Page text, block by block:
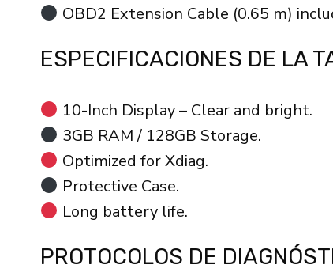
OBD2 Extension Cable (0.65 m)
ESPECIFICACIONES DE LA
10-Inch Display – Clear and bright.
3GB RAM / 128GB Storage.
Optimized for Xdiag.
Protective Case.
Long battery life.
PROTOCOLOS DE